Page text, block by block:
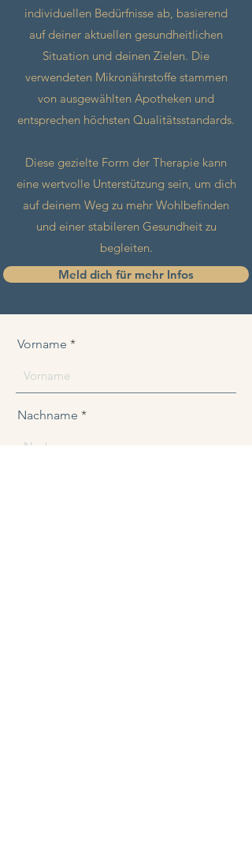
individuellen Bedürfnisse ab, basierend
auf deiner aktuellen gesundheitlichen
Situation und deinen Zielen. Die
verwendeten Mikronährstoffe stammen
von ausgewählten Apotheken und
entsprechen höchsten Qualitätsstandards.
Diese gezielte Form der Therapie kann
eine wertvolle Unterstützung sein, um dich
auf deinem Weg zu mehr Wohlbefinden
und einer stabileren Gesundheit zu
begleiten.
Meld dich für mehr Infos
Vorname
Nachname